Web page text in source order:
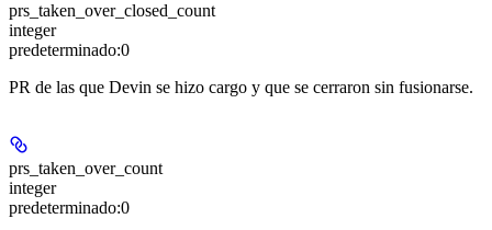
prs_taken_over_closed_count
integer
predeterminado:0
PR de las que Devin se hizo cargo y que se cerraron sin fusionarse.
prs_taken_over_count
integer
predeterminado:0